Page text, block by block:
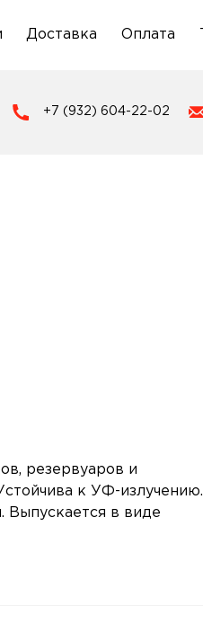
Доставка Оплата
+7 (932) 604-22-02
резервуаров и
к УФ-излучению.
Выпускается в виде